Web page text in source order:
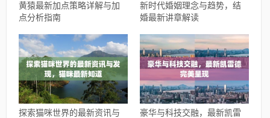
黄猿最新加点策略详解与加
点分析指南
新时代婚姻理念与趋势，结
婚最新讲章解读
探索猫咪世界的最新资讯与
豪华与科技交融，最新凯雷